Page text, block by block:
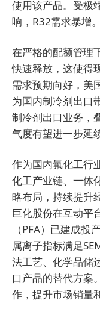
使用该产品。受极
响，R32需求暴增。
在严格的配额管理
快速释放，这使得
需求预期向好，美
为国内制冷剂出口
制冷剂出口业务，
气度有望进一步延
作为国内氟化工行
化工产业链、一体
略布局，持续提升
巨化股份在互动平
（PFA）已建成
属离子指标满足
法工艺、化学品储
口产品的替代方案
作，提升市场销量